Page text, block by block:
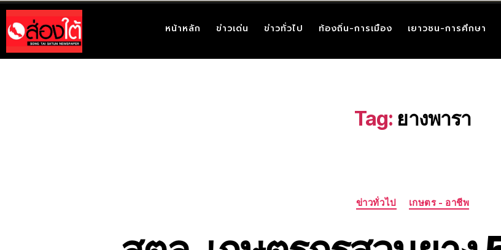
หน้าหลัก ข่าวเด่น ข่าวทั่วไป ท้องถิ่น-การเมือง เยาวชน-การศึกษา
Tag: ยางพารา
ข่าวทั่วไป เกษตร - อาชีพ